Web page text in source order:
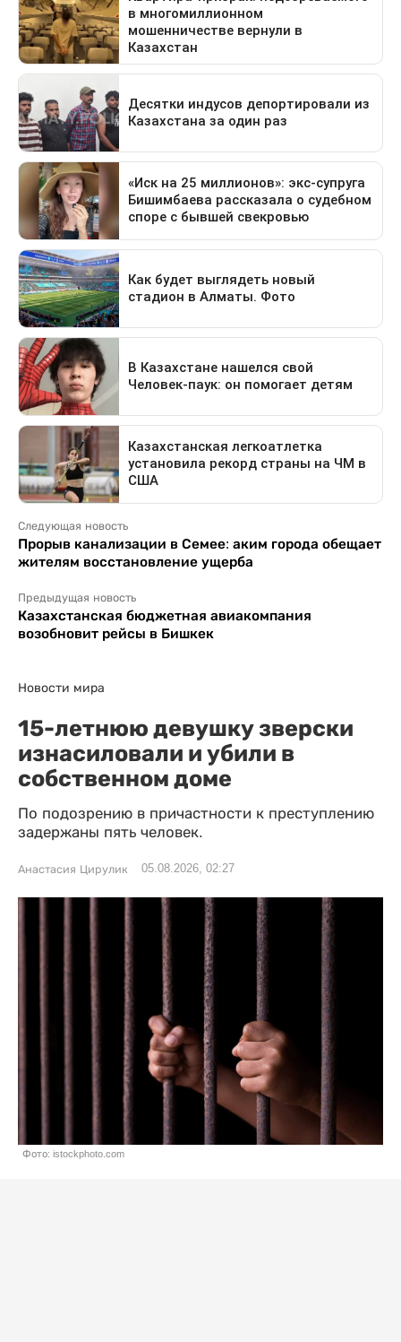
Следующая новость
Прорыв канализации в Семее: аким города обещает
жителям восстановление ущерба
Предыдущая новость
Казахстанская бюджетная авиакомпания
возобновит рейсы в Бишкек
Новости мира
15-летнюю девушку зверски
изнасиловали и убили в
собственном доме
По подозрению в причастности к преступлению
задержаны пять человек.
Анастасия Цирулик 05.08.2026, 02:27
Фото: istockphoto.com